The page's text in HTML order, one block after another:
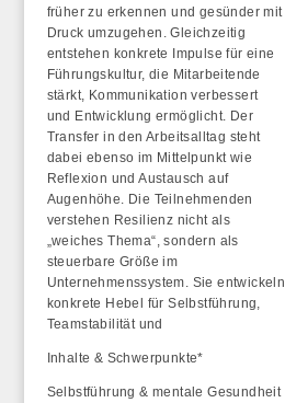
früher zu erkennen und gesünder mit
Druck umzugehen. Gleichzeitig
entstehen konkrete Impulse für eine
Führungskultur, die Mitarbeitende
stärkt, Kommunikation verbessert
und Entwicklung ermöglicht. Der
Transfer in den Arbeitsalltag steht
dabei ebenso im Mittelpunkt wie
Reflexion und Austausch auf
Augenhöhe. Die Teilnehmenden
verstehen Resilienz nicht als
„weiches Thema“, sondern als
steuerbare Größe im
Unternehmenssystem. Sie entwickeln
konkrete Hebel für Selbstführung,
Teamstabilität und
Inhalte & Schwerpunkte*
Selbstführung & mentale Gesundheit